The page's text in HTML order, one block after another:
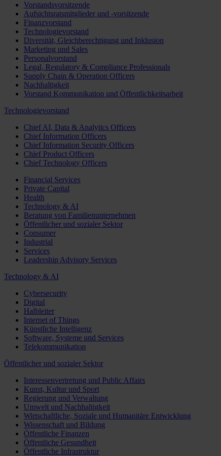
Vorstandsvorsitzende
Aufsichtsratsmitglieder und -vorsitzende
Finanzvorstand
Technologievorstand
Diversität, Gleichberechtigung und Inklusion
Marketing und Sales
Personalvorstand
Legal, Regulatory & Compliance Professionals
Supply Chain & Operation Officers
Nachhaltigkeit
Vorstand Kommunikation und Öffentlichkeitsarbeit
Technologievorstand
Chief AI, Data & Analytics Officers
Chief Information Officers
Chief Information Security Officers
Chief Product Officers
Chief Technology Officers
Financial Services
Private Capital
Health
Technology & AI
Beratung von Familienunternehmen
Öffentlicher und sozialer Sektor
Consumer
Industrial
Services
Leadership Advisory Services
Technology & AI
Cybersecurity
Digital
Halbleiter
Internet of Things
Künstliche Intelligenz
Software, Systeme und Services
Telekommunikation
Öffentlicher und sozialer Sektor
Interessenvertretung und Public Affairs
Kunst, Kultur und Sport
Regierung und Verwaltung
Umwelt und Nachhaltigkeit
Wirtschaftliche, Soziale und Humanitäre Entwicklung
Wissenschaft und Bildung
Öffentliche Finanzen
Öffentliche Gesundheit
Öffentliche Infrastruktur